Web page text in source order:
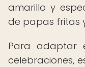
amarillo y
de papas fritas
Para adaptar
celebraciones,